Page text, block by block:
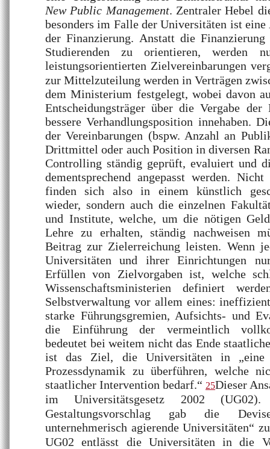
New Public Management. Zentraler Hebel
besonders im Falle der Universitäten ist eine
der Finanzierung. Anstatt die
Studierenden zu orientieren, werden
leistungsorientierten Zielvereinbarungen
zur Mittelzuteilung werden in Verträgen
dem Ministerium festgelegt, wobei davon
Entscheidungsträger über die Vergabe
bessere Verhandlungsposition innehaben.
der Vereinbarungen (bspw. Anzahl an
Drittmittel oder auch Position in diversen
Controlling ständig geprüft, evaluiert und
dementsprechend angepasst werden.
finden sich also in einem künstlich
wieder, sondern auch die einzelnen
und Institute, welche, um die nötigen
Lehre zu erhalten, ständig nachweisen
Beitrag zur Zielerreichung leisten. Wenn
Universitäten und ihrer Einrichtungen
Erfüllen von Zielvorgaben ist, welche
Wissenschaftsministerien definiert
Selbstverwaltung vor allem eines:
starke Führungsgremien, Aufsichts- und
die Einführung der vermeintlich
bedeutet bei weitem nicht das Ende
ist das Ziel, die Universitäten in „eine
Prozessdynamik zu überführen, welche
staatlicher Intervention bedarf.“ 25Dieser
im Universitätsgesetz 2002
Gestaltungsvorschlag gab die
unternehmerisch agierende Universitäten“
UG02 entlässt die Universitäten in die